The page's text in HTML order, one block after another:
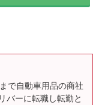
で自動車用品の商社
バーに転職し転勤と